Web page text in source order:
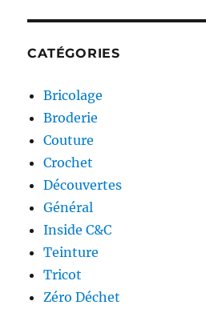
CATÉGORIES
Bricolage
Broderie
Couture
Crochet
Découvertes
Général
Inside C&C
Teinture
Tricot
Zéro Déchet